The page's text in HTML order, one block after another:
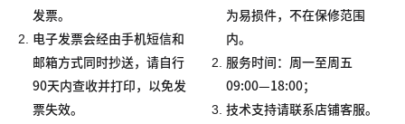
发票。
2.
电子发票会经由手机短信和
邮箱方式同时抄送，请自行
90天内查收并打印，以免发
票失效。
为易损件，不在保修范围
内。
2.
服务时间：周一至周五
09:00—18:00；
3. 技术支持请联系店铺客服。